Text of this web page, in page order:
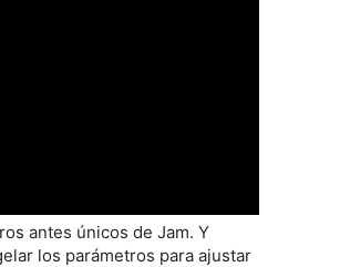
antes únicos de Jam. Y
los parámetros para ajustar